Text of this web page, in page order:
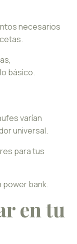
necesarios
básico.
varían
universal.
para tus
power bank.
en tu